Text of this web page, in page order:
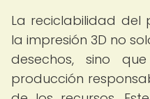
La reciclabilidad del
la impresión 3D no
desechos, sino
producción